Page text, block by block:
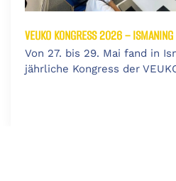
VEUKO KONGRESS 2026 –
Von 27. bis 29. Mai fand in
jährliche Kongress der